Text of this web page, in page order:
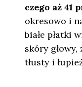
czego aż 41
okresowo i
białe płatki
skóry
tłusty i